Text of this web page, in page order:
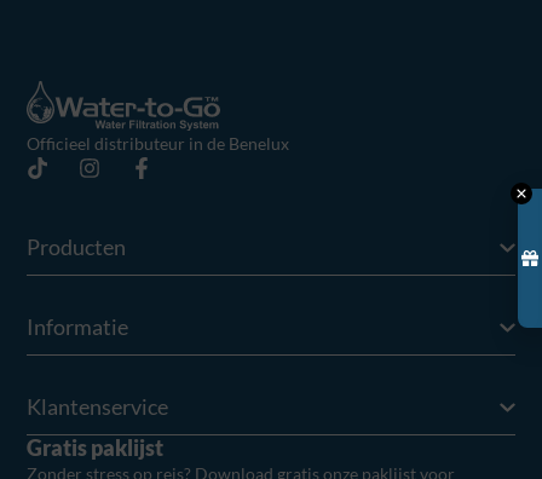
Officieel distributeur in de Benelux
Producten
Informatie
Klantenservice
Gratis paklijst
Zonder stress op reis? Download gratis onze paklijst voor